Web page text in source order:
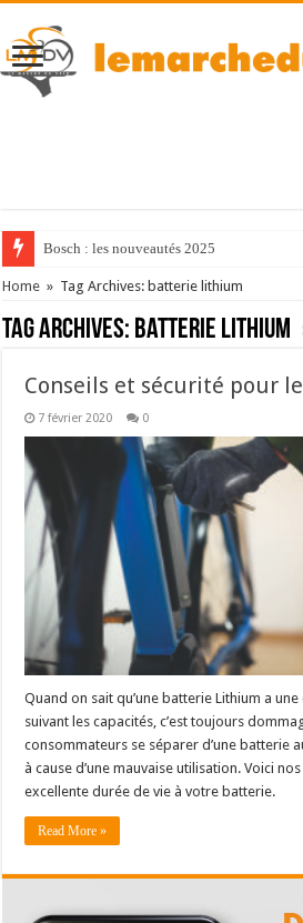
Bosch : les nouveautés 2025
Home » Tag Archives: batterie lithium
Tag Archives: batterie lithium
Conseils et sécurité pour
7 février 2020 0
Quand on sait qu’une batterie Lithium a
suivant les capacités, c’est toujours
consommateurs se séparer d’une batterie
à cause d’une mauvaise utilisation. Voici
excellente durée de vie à votre batterie.
Read More »